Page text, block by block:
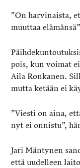
”On harvinaista,
muuttaa
pois, kun voimat
Aila Ronkanen.
mutta ketään ei
”Viesti on aina,
nyt ei onnistu”,
Jari Mäntynen
että uudelleen